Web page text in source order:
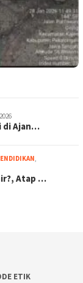
di Ajan…
,
Atap …
ETIK